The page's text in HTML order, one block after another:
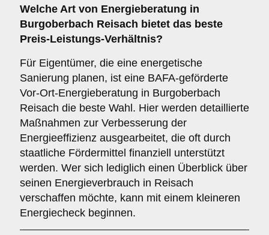
Welche Art von Energieberatung in
Burgoberbach Reisach bietet das beste
Preis-Leistungs-Verhältnis?
Für Eigentümer, die eine energetische
Sanierung planen, ist eine BAFA-geförderte
Vor-Ort-Energieberatung in Burgoberbach
Reisach die beste Wahl. Hier werden detaillierte
Maßnahmen zur Verbesserung der
Energieeffizienz ausgearbeitet, die oft durch
staatliche Fördermittel finanziell unterstützt
werden. Wer sich lediglich einen Überblick über
seinen Energieverbrauch in Reisach
verschaffen möchte, kann mit einem kleineren
Energiecheck beginnen.